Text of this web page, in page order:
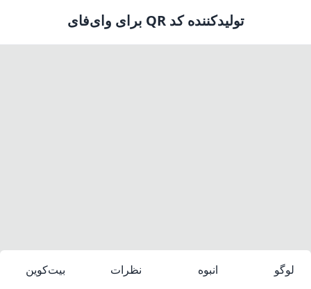
تولیدکننده کد QR برای وای‌فای
لوگو انبوه
نظرات
بیت‌کوین